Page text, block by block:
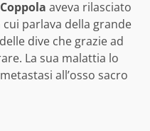
aveva rilasciato
cui parlava della grande
dive che grazie ad
La sua malattia lo
all’osso sacro